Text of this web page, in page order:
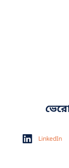
LinkedIn